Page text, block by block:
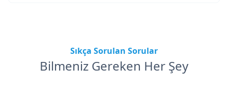
Sıkça Sorulan Sorular
Bilmeniz Gereken Her Şey